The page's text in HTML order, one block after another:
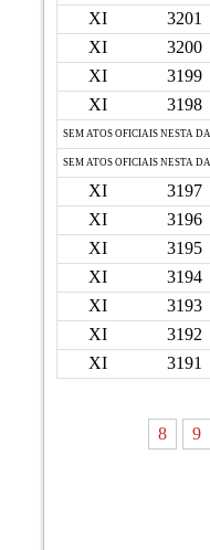
XI
3201
XI
3200
XI
3199
XI
3198
SEM ATOS OFICIAIS NESTA
SEM ATOS OFICIAIS NESTA
XI
3197
XI
3196
XI
3195
XI
3194
XI
3193
XI
3192
XI
3191
8 9